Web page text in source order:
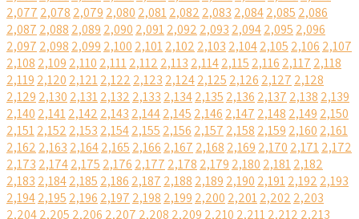
2,077 2,078 2,079 2,080 2,0812,082 2,083 2,0842,085 2,086
2,087 2,088 2,089 2,090 2,0912,092 2,093 2,0942,095 2,096
2,097 2,098 2,099 2,100 2,1012,102 2,103 2,1042,105 2,106 2,107
2,108 2,109 2,110 2,1112,112 2,113 2,1142,115 2,116 2,117 2,118
2,119 2,120 2,1212,122 2,123 2,1242,125 2,126 2,127 2,128
2,129 2,130 2,1312,132 2,133 2,1342,135 2,136 2,137 2,138 2,139
2,140 2,1412,142 2,143 2,1442,145 2,146 2,147 2,148 2,149 2,150
2,1512,152 2,153 2,1542,155 2,156 2,157 2,158 2,159 2,160 2,161
2,162 2,163 2,1642,165 2,166 2,167 2,168 2,169 2,170 2,1712,172
2,173 2,1742,175 2,176 2,177 2,178 2,179 2,180 2,1812,182
2,183 2,1842,185 2,186 2,187 2,188 2,189 2,190 2,1912,192 2,193
2,1942,195 2,196 2,197 2,198 2,199 2,200 2,2012,202 2,203
2,2042,205 2,206 2,207 2,208 2,209 2,210 2,2112,212 2,213